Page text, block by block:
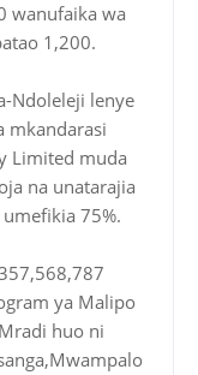
wanufaika wa
1,200.
Ndoleleji lenye
mkandarasi
Limited muda
na unatarajia
75%.
ya Malipo
huo ni